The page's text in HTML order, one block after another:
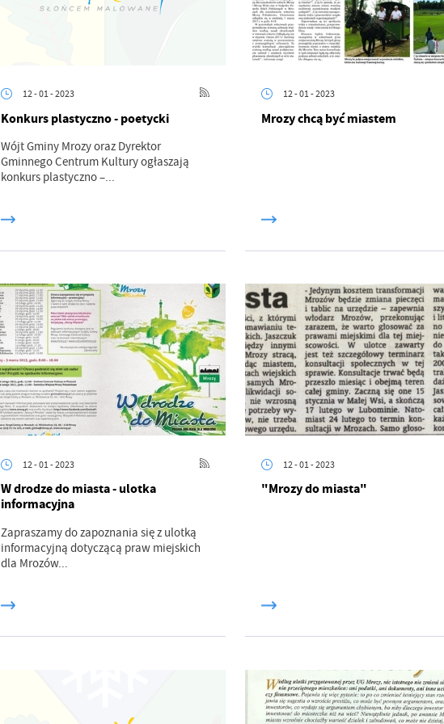
12 - 01 - 2023
Konkurs plastyczno - poetycki
Wójt Gminy Mrozy oraz Dyrektor
Gminnego Centrum Kultury ogłaszają
konkurs plastyczno –...
12 - 01 - 2023
Mrozy chcą być miastem
12 - 01 - 2023
W drodze do miasta - ulotka
informacyjna
Zapraszamy do zapoznania się z ulotką
informacyjną dotyczącą praw miejskich
dla Mrozów...
12 - 01 - 2023
"Mrozy do miasta"
Ustawienia
umożliwiają Ci komfortowe korzystanie z oferowanych przez nas usług.
Pliki cookies odpowiadają na podejmowane przez Ciebie działania w celu m.in. dostosowania
Twoich ustawień preferencji prywatności, logowania czy wypełniania formularzy. Dzięki plikom